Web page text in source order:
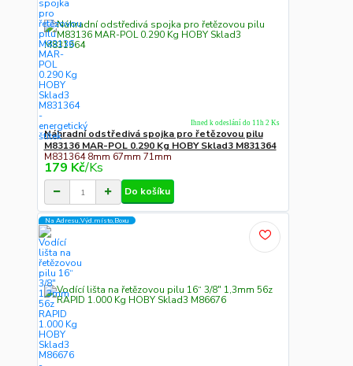
Náhradní odstředivá spojka pro řetězovou pilu
M83136 MAR-POL 0.290 Kg HOBY Sklad3 M831364
M831364 8mm 67mm 71mm
179 Kč/Ks
Ihned k odeslání do 11h 2 Ks
Do košíku
Na Adresu,Výd.místo,Boxu